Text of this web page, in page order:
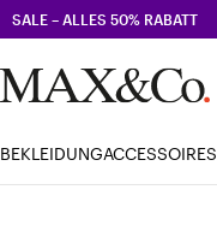
SALE – ALLES 50% RABATT
BEKLEIDUNGACCESSOIRES